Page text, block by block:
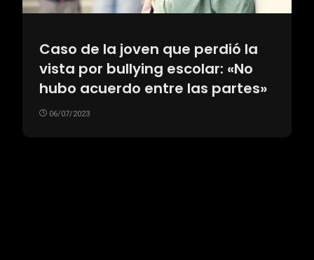
Caso de la joven que perdió la
vista por bullying escolar: «No
hubo acuerdo entre las partes»
06/07/2023